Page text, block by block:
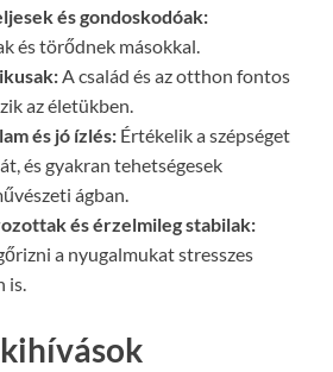
és gondoskodóak:
és törődnek másokkal.
A család és az otthon fontos
az életükben.
és jó ízlés: Értékelik a szépséget
és gyakran tehetségesek
ágban.
és érzelmileg stabilak:
a nyugalmukat stresszes
is.